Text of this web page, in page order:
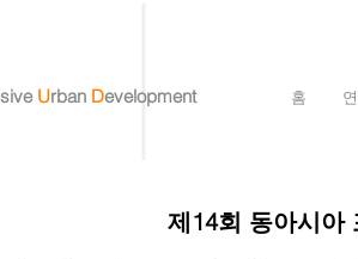
Urban Development 홈
제14회 동아시아